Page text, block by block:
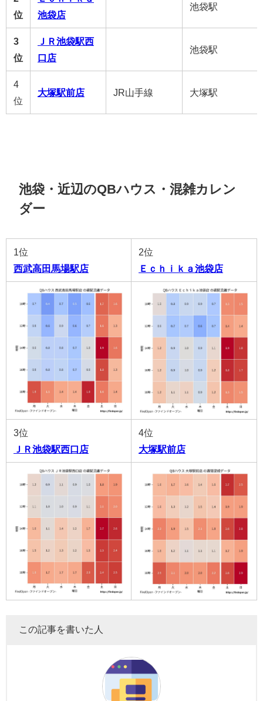
位
池袋店
池袋駅
3
位
ＪＲ池袋駅西
口店
池袋駅
4
位
大塚駅前店 JR山手線 大塚駅
池袋・近辺のQBハウス・混雑カレン
ダー
1位
西武高田馬場駅店
2位
Ｅｃｈｉｋａ池袋店
3位
ＪＲ池袋駅西口店
4位
大塚駅前店
この記事を書いた人